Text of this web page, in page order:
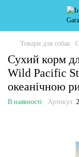
Товари для собак
Сухий корм
Wild Pacific
океанічною
В наявності Артикул: